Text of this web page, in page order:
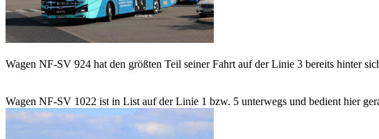
Wagen NF-SV 924 hat den größten Teil seiner Fahrt auf der Linie 3 bereits hinter
Wagen NF-SV 1022 ist in List auf der Linie 1 bzw. 5 unterwegs und bedient hier